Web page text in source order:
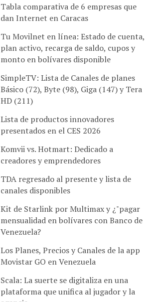
Tabla comparativa de 6 empresas que
dan Internet en Caracas
Tu Movilnet en línea: Estado de cuenta,
plan activo, recarga de saldo, cupos y
monto en bolívares disponible
SimpleTV: Lista de Canales de planes
Básico (72), Byte (98), Giga (147) y Tera
HD (211)
Lista de productos innovadores
presentados en el CES 2026
Komvii vs. Hotmart: Dedicado a
creadores y emprendedores
TDA regresado al presente y lista de
canales disponibles
Kit de Starlink por Multimax y ¿"pagar
mensualidad en bolívares con Banco de
Venezuela?
Los Planes, Precios y Canales de la app
Movistar GO en Venezuela
Scala: La suerte se digitaliza en una
plataforma que unifica al jugador y la